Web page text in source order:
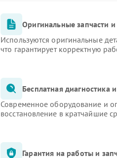
Оригинальные запчасти
Используются оригинальные
что гарантирует корректную
Бесплатная диагностика
Современное оборудование и
восстановление в кратчайшие
Гарантия на работы и